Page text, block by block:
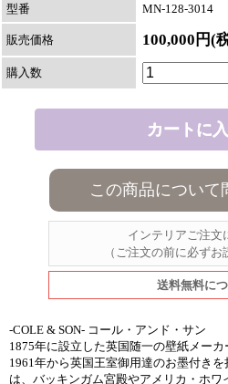
型番 MN-128-3014
販売価格 100,000円(
購入数
この商品について
インテリアご注文
（ご注文の前に必ずお
送料無料に
-COLE & SON- コール・アンド・サン
1875年に設立した英国随一の壁紙メーカ
1961年から英国王室御用達のお墨付き
は、バッキンガム宮殿やアメリカ・ホ